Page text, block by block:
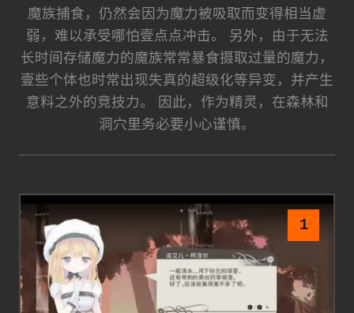
魔族捕食，仍然会因为魔力被吸取而变得相当虚
弱，难以承受哪怕壹点点冲击。 另外，由于无法
长时间存储魔力的魔族常常暴食摄取过量的魔力，
壹些个体也时常出现失真的超级化等异变，并产生
意料之外的竞技力。 因此，作为精灵，在森林和
洞穴里务必要小心谨慎。
1